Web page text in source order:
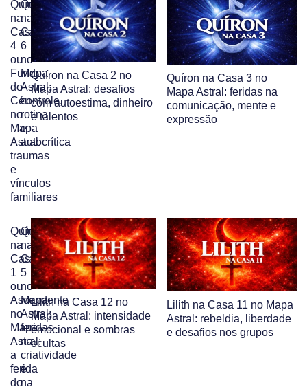
Quíron
na
Casa
4
ou
Fundo
do
Céu
no
Mapa
Astral:
traumas
e
vínculos
familiares
Quíron
na
Casa
6
no
Mapa
Astral:
controle,
rotina
e
autocrítica
Quíron na Casa 2 no
Mapa Astral: desafios
com autoestima, dinheiro
e talentos
Quíron na Casa 3 no
Mapa Astral: feridas na
comunicação, mente e
expressão
Quíron
na
Casa
1
ou
Ascendente
no
Mapa
Astral:
a
ferida
do
Quíron
na
Casa
5
no
Mapa
Astral:
feridas
na
criatividade
e
na
Lilith na Casa 12 no
Mapa Astral: intensidade
emocional e sombras
ocultas
Lilith na Casa 11 no Mapa
Astral: rebeldia, liberdade
e desafios nos grupos